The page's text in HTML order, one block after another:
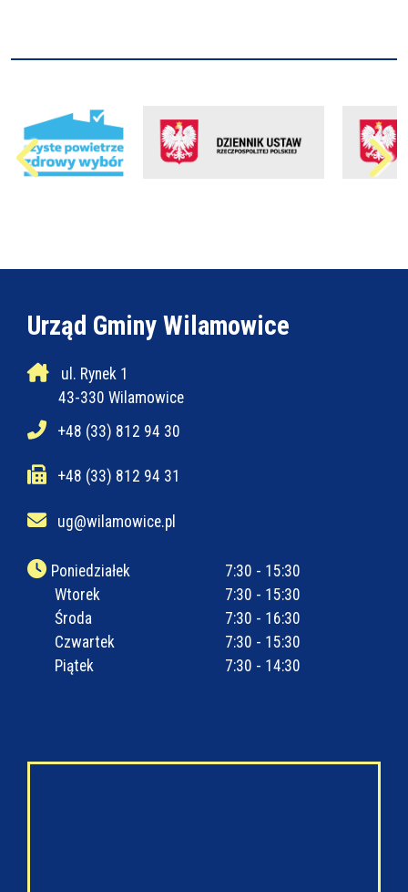
Urząd Gminy Wilamowice
ul. Rynek 1
43-330 Wilamowice
+48 (33) 812 94 30
+48 (33) 812 94 31
ug@wilamowice.pl
Poniedziałek
7:30 - 15:30
Wtorek
7:30 - 15:30
Środa
7:30 - 16:30
Czwartek
7:30 - 15:30
Piątek
7:30 - 14:30